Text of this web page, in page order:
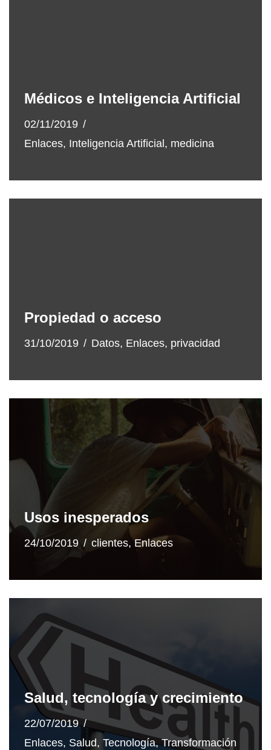
Médicos e Inteligencia Artificial
02/11/2019
Enlaces, Inteligencia Artificial , medicina
Propiedad o acceso
31/10/2019 Datos, Enlaces, privacidad
Usos inesperados
24/10/2019 clientes,Enlaces
Salud, tecnología y crecimiento
22/07/2019
Enlaces, Salud, Tecnología,Transformación